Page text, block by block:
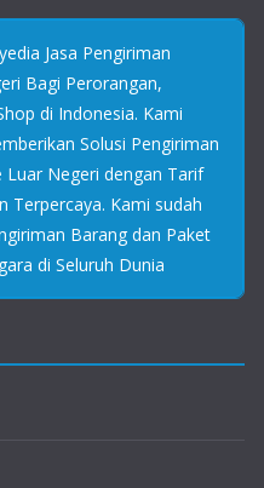
Jasa Pengiriman
Bagi Perorangan,
di Indonesia. Kami
Solusi Pengiriman
Negeri dengan Tarif
Terpercaya. Kami sudah
Barang dan Paket
di Seluruh Dunia